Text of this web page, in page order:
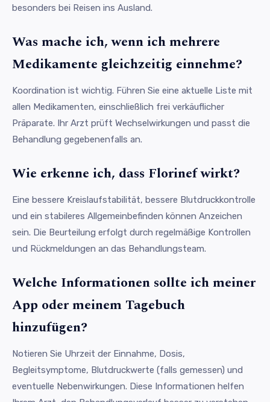
besonders bei Reisen ins Ausland.
Was mache ich, wenn ich mehrere
Medikamente gleichzeitig einnehme?
Koordination ist wichtig. Führen Sie eine aktuelle Liste mit
allen Medikamenten, einschließlich frei verkäuflicher
Präparate. Ihr Arzt prüft Wechselwirkungen und passt die
Behandlung gegebenenfalls an.
Wie erkenne ich, dass Florinef wirkt?
Eine bessere Kreislaufstabilität, bessere Blutdruckkontrolle
und ein stabileres Allgemeinbefinden können Anzeichen
sein. Die Beurteilung erfolgt durch regelmäßige Kontrollen
und Rückmeldungen an das Behandlungsteam.
Welche Informationen sollte ich meiner
App oder meinem Tagebuch
hinzufügen?
Notieren Sie Uhrzeit der Einnahme, Dosis,
Begleitsymptome, Blutdruckwerte (falls gemessen) und
eventuelle Nebenwirkungen. Diese Informationen helfen